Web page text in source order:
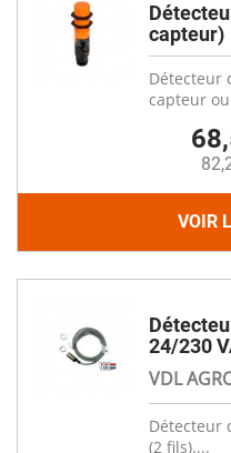
capteur)
Détecteur
capteur
VOIR
24/230
VDL
Détecteur
(2 fils)....